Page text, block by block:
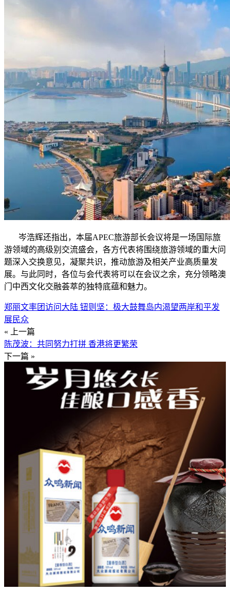
岑浩辉还指出，本届APEC旅游部长会议将是一场国际旅
游领域的高级别交流盛会，各方代表将围绕旅游领域的重大问
题深入交换意见，凝聚共识，推动旅游及相关产业高质量发
展。与此同时，各位与会代表将可以在会议之余，充分领略澳
门中西文化交融荟萃的独特底蕴和魅力。
郑丽文率团访问大陆 钮则坚：极大鼓舞岛内渴望两岸和平发
展民众
« 上一篇
陈茂波：共同努力打拼 香港将更繁荣
下一篇 »